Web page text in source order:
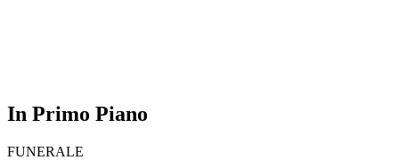
In Primo Piano
FUNERALE